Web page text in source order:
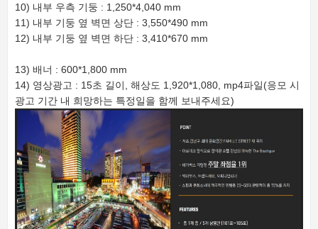
10) 내부 우측 기둥 : 1,250*4,040 mm
11) 내부 기둥 옆 벽면 상단 : 3,550*490 mm
12) 내부 기둥 옆 벽면 하단 : 3,410*670 mm
13) 배너 : 600*1,800 mm
14) 영상광고 : 15초 길이, 해상도 1,920*1,080, mp4파일(응모 시
광고 기간 내 희망하는 특정일을 함께 보내주세요)